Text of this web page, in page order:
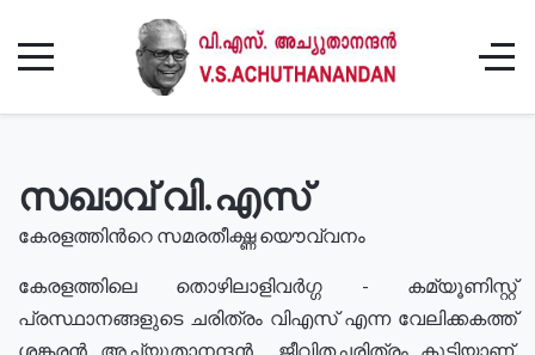
സഖാവ് വി.എസ്
കേരളത്തിൻറെ സമരതീക്ഷ്ണ യൌവ്വനം
കേരളത്തിലെ തൊഴിലാളിവർഗ്ഗ - കമ്യൂണിസ്റ്റ്
പ്രസ്ഥാനങ്ങളുടെ ചരിത്രം വിഎസ് എന്ന വേലിക്കകത്ത്
ശങ്കരൻ അച്യുതാനന്ദൻ ജീവിതചരിത്രം കൂടിയാണ്.